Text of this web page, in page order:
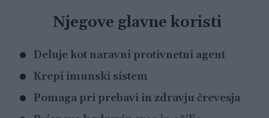
Njegove glavne koristi
Deluje kot naravni protivnetni agent
Krepi imunski sistem
Pomaga pri prebavi in zdravju črevesja